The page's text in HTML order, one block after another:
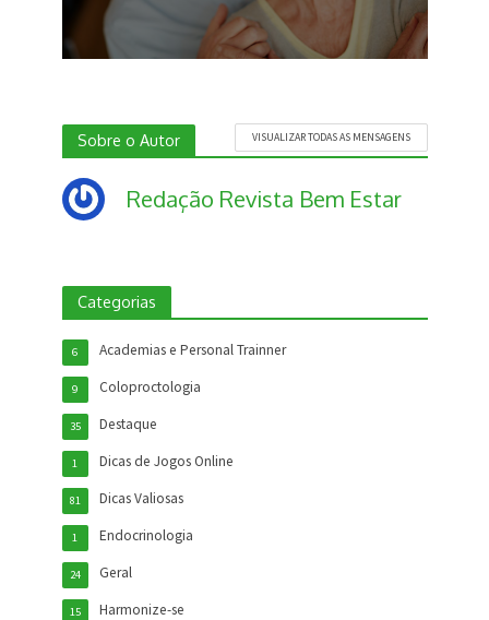
Sobre o Autor VISUALIZAR TODAS AS MENSAGENS
Redação Revista Bem Estar
Categorias
Academias e Personal Trainner
6
Coloproctologia
9
Destaque
35
Dicas de Jogos Online
1
Dicas Valiosas
81
Endocrinologia
1
Geral
24
Harmonize-se
15